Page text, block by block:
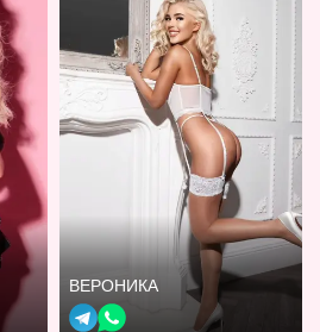
ВЕРОНИКА